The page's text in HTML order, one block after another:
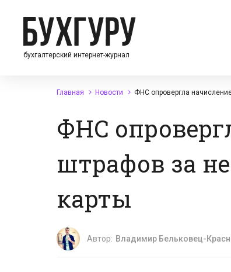
бухгалтерский интернет-журнал
Главная Новости ФНС опровергла
ФНС
штрафов за
карты
Автор: Владимир Бельковец-